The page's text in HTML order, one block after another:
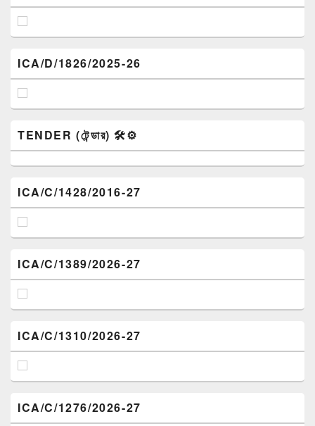
ICA/D/1826/2025-26
TENDER (টেন্ডার) 🛠️⚙️
ICA/C/1428/2016-27
ICA/C/1389/2026-27
ICA/C/1310/2026-27
ICA/C/1276/2026-27